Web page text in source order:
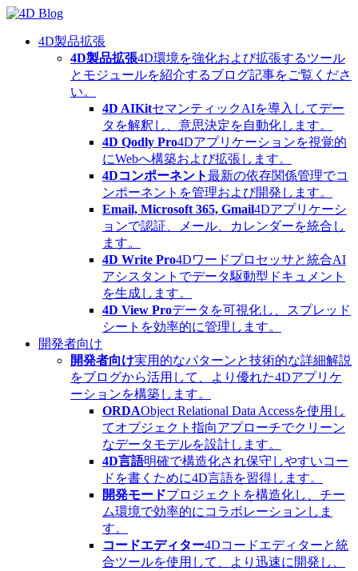
Skip
content4D製品拡張
4D製品拡張4D環境を強化および拡張するツール
とモジュールを紹介するブログ記事をご覧くださ
い。
4D AIKitセマンティックAIを導入してデー
タを解釈し、意思決定を自動化します。
4D Qodly Pro4Dアプリケーションを視覚的
にWebへ構築および拡張します。
4Dコンポーネント最新の依存関係管理でコ
ンポーネントを管理および開発します。
Email, Microsoft 365, Gmail4Dアプリケーシ
ョンで認証、メール、カレンダーを統合し
ます。
4D Write Pro4Dワードプロセッサと統合AI
アシスタントでデータ駆動型ドキュメント
を生成します。
4D View Proデータを可視化し、スプレッド
シートを効率的に管理します。
開発者向け
開発者向け実用的なパターンと技術的な詳細解説
をブログから活用して、より優れた4Dアプリケ
ーションを構築します。
ORDAObject Relational Data Accessを使用し
てオブジェクト指向アプローチでクリーン
なデータモデルを設計します。
4D言語明確で構造化され保守しやすいコー
ドを書くために4D言語を習得します。
開発モードプロジェクトを構造化し、チー
ム環境で効率的にコラボレーションしま
す。
コードエディター4Dコードエディターと統
合ツールを使用して、より迅速に開発し、